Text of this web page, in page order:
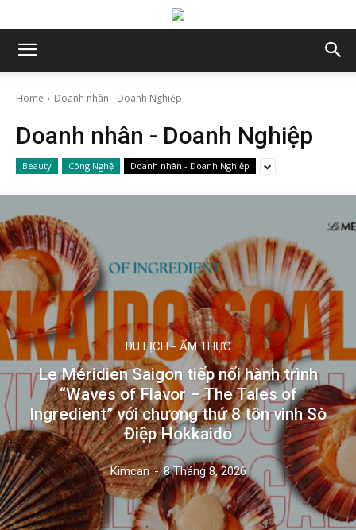
Home Doanh nhân - Doanh Nghiệp
Doanh nhân - Doanh Nghiệp
Beauty Công Nghệ Doanh nhân - Doanh Nghiệp
DU LỊCH - ẨM THỰC
Le Méridien Saigon tiếp nối hành trình
“Waves of Flavor – The Tales of
Ingredient” với chương thứ 8 tôn vinh Sò
Điệp Hokkaido
Kimcan - 8 Tháng 8, 2026